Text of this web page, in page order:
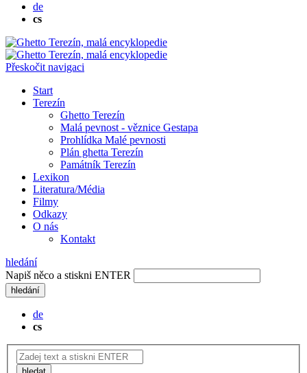
de
cs
Přeskočit navigaci
Start
Terezín
Ghetto Terezín
Malá pevnost - věznice Gestapa
Prohlídka Malé pevnosti
Plán ghetta Terezín
Památník Terezín
Lexikon
Literatura/Média
Filmy
Odkazy
O nás
Kontakt
hledání
Napiš něco a stiskni ENTER
hledání
de
cs